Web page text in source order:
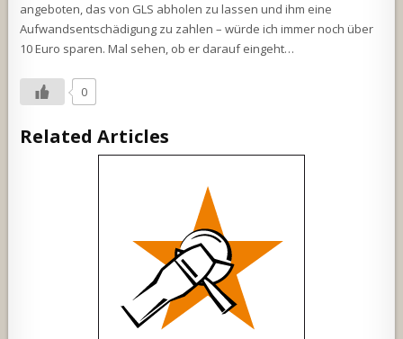
angeboten, das von GLS abholen zu lassen und ihm eine
Aufwandsentschädigung zu zahlen – würde ich immer noch über
10 Euro sparen. Mal sehen, ob er darauf eingeht…
0
Related Articles